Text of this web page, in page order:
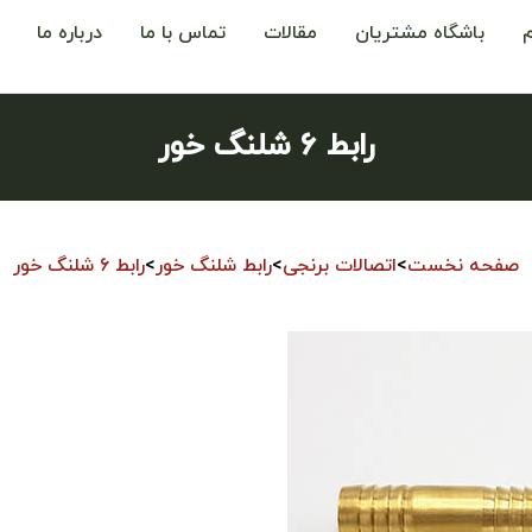
باشگاه مشتریان مقالات تماس با ما درباره ما
رابط ۶ شلنگ خور
صفحه نخست>اتصالات برنجی>رابط شلنگ خور>رابط ۶ شلنگ خور